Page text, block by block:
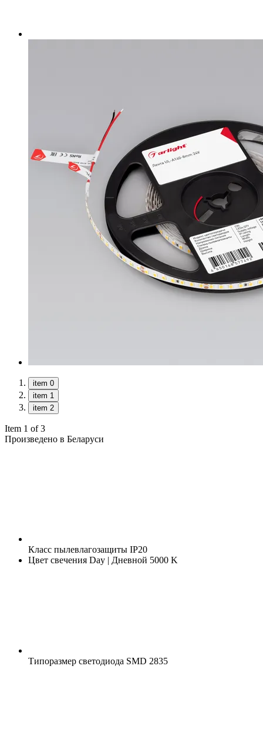
item 0
item 1
item 2
Item 1 of 3
Произведено в Беларуси
Класс пылевлагозащиты IP20
Цвет свечения Day | Дневной 5000 K
Типоразмер светодиода SMD 2835